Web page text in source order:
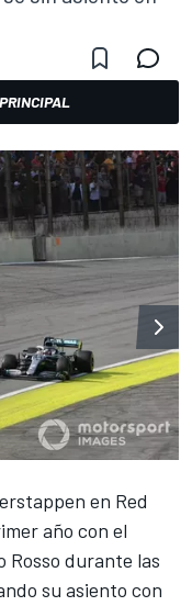
en Red
año con el
Rosso durante las
su asiento con